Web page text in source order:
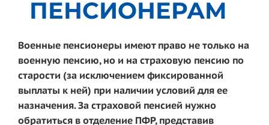
ПЕНСИОНЕРАМ
Военные пенсионеры имеют право не только на
военную пенсию, но и на страховую пенсию по
старости (за исключением фиксированной
выплаты к ней) при наличии условий для ее
назначения. За страховой пенсией нужно
обратиться в отделение ПФР, представив